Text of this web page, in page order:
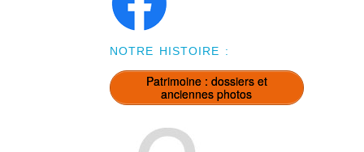
NOTRE HISTOIRE :
Patrimoine : dossiers et
anciennes photos